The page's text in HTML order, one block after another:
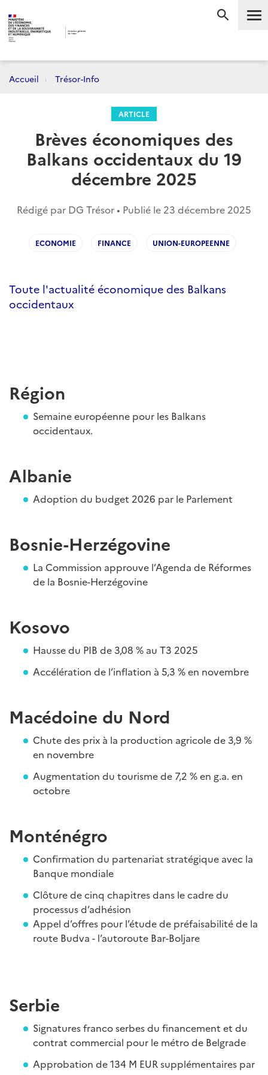
Accueil Trésor-Info
ARTICLE
Brèves économiques des
Balkans occidentaux du 19
décembre 2025
Rédigé par DG Trésor • Publié le 23 décembre 2025
ECONOMIE FINANCE UNION-EUROPEENNE
Toute l'actualité économique des Balkans
occidentaux
Région
Semaine européenne pour les Balkans
occidentaux.
Albanie
Adoption du budget 2026 par le Parlement
Bosnie-Herzégovine
La Commission approuve l’Agenda de Réformes
de la Bosnie-Herzégovine
Kosovo
Hausse du PIB de 3,08 % au T3 2025
Accélération de l’inflation à 5,3 % en novembre
Macédoine du Nord
Chute des prix à la production agricole de 3,9 %
en novembre
Augmentation du tourisme de 7,2 % en g.a. en
octobre
Monténégro
Confirmation du partenariat stratégique avec la
Banque mondiale
Clôture de cinq chapitres dans le cadre du
processus d’adhésion
Appel d’offres pour l’étude de préfaisabilité de la
route Budva - l’autoroute Bar-Boljare
Serbie
Signatures franco serbes du financement et du
contrat commercial pour le métro de Belgrade
Approbation de 134 M EUR supplémentaires par